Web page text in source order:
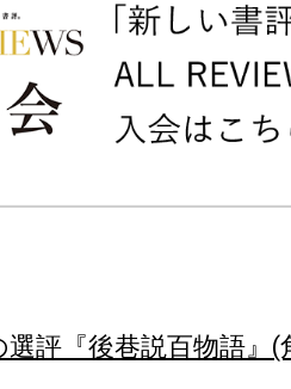
評『後巷説百物語』(